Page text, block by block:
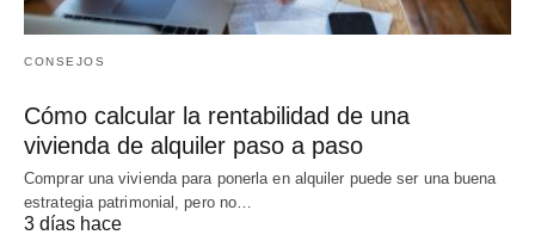
CONSEJOS
Cómo calcular la rentabilidad de una
vivienda de alquiler paso a paso
Comprar una vivienda para ponerla en alquiler puede ser una buena
estrategia patrimonial, pero no…
3 días hace